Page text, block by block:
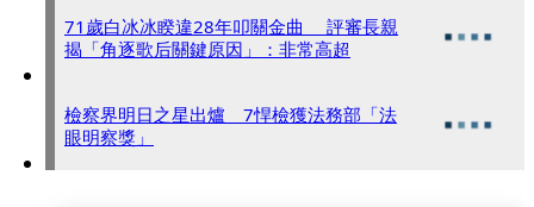
71歲白冰冰睽違28年叩關金曲 評審長親
揭「角逐歌后關鍵原因」：非常高超
檢察界明日之星出爐 7悍檢獲法務部「法
眼明察獎」